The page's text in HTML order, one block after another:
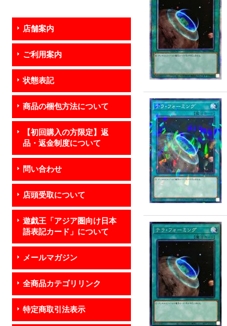
店舗案内
ご利用案内
状態表記
商品の梱包方法について
【初回購入の方限定】返
品・返金制度について
問い合わせ
店頭受取について
遊戯王「アジア圏向け日本
語表記カード」について
メールマガジン
全商品カテゴリリンク
特定商取引法表示